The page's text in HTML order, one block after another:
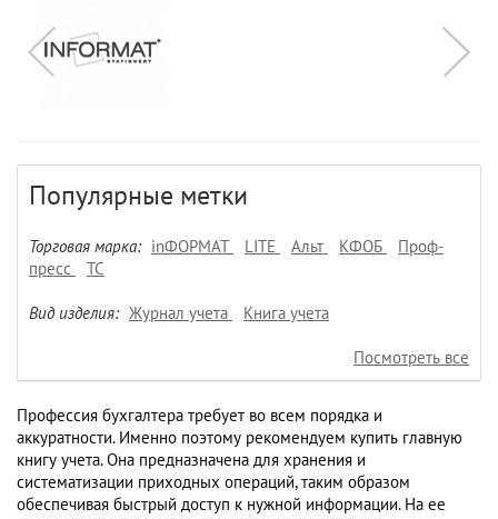
Популярные метки
Торговая марка: inФОРМАТ LITE Альт КФОБ
Проф-
пресс
ТС
Вид изделия: Журнал учета Книга учета
Посмотреть все
Профессия бухгалтера требует во всем порядка и
аккуратности. Именно поэтому рекомендуем купить главную
книгу учета. Она предназначена для хранения и
систематизации приходных операций, таким образом
обеспечивая быстрый доступ к нужной информации. На ее